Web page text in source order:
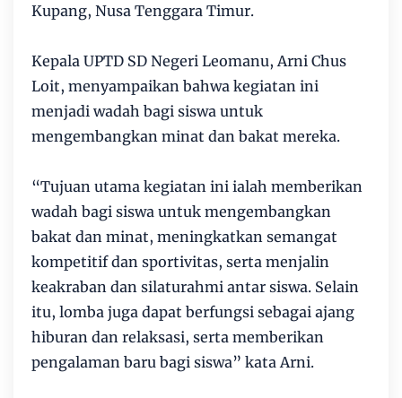
Kupang, Nusa Tenggara Timur.
Kepala UPTD SD Negeri Leomanu, Arni Chus
Loit, menyampaikan bahwa kegiatan ini
menjadi wadah bagi siswa untuk
mengembangkan minat dan bakat mereka.
“Tujuan utama kegiatan ini ialah memberikan
wadah bagi siswa untuk mengembangkan
bakat dan minat, meningkatkan semangat
kompetitif dan sportivitas, serta menjalin
keakraban dan silaturahmi antar siswa. Selain
itu, lomba juga dapat berfungsi sebagai ajang
hiburan dan relaksasi, serta memberikan
pengalaman baru bagi siswa” kata Arni.